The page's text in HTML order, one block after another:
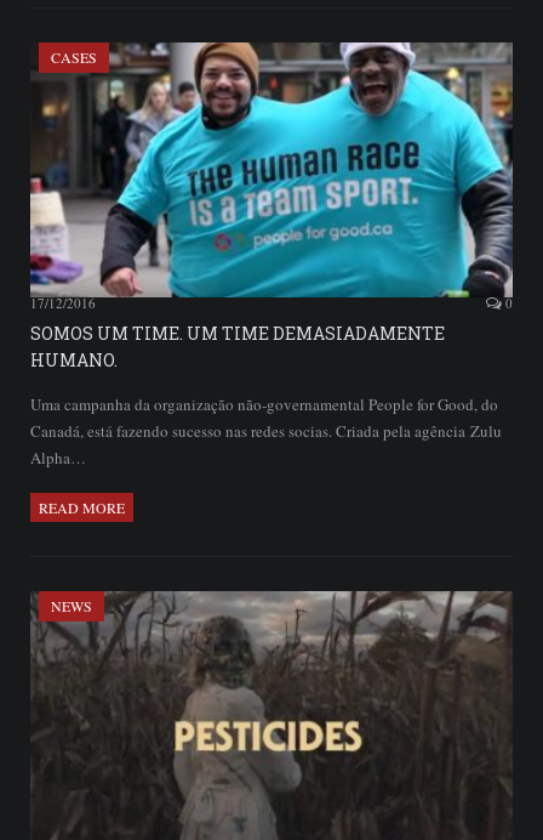
CASES
17/12/2016 0
SOMOS UM TIME. UM TIME DEMASIADAMENTE
HUMANO.
Uma campanha da organização não-governamental People for Good, do
Canadá, está fazendo sucesso nas redes socias. Criada pela agência Zulu
Alpha…
READ MORE
NEWS